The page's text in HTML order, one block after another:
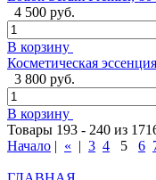
4 500 руб.
В корзину
Косметическая
3 800 руб.
В корзину
Товары 193 - 240 из
Начало | « | 3 4 5 6